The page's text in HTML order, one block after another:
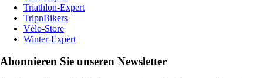
Triathlon-Expert
TripnBikers
Vélo-Store
Winter-Expert
Abonnieren Sie unseren Newsletter